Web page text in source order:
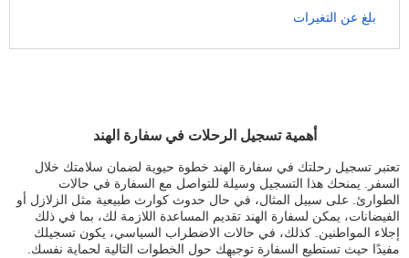
أهمية تسجيل الرحلات في سفارة الهند
تعتبر تسجيل رحلتك في سفارة الهند خطوة حيوية لضمان سلامتك خلال
السفر. يمنحك هذا التسجيل وسيلة للتواصل مع السفارة في حالات
الطوارئ. على سبيل المثال، في حال حدوث كوارث طبيعية مثل الزلازل أو
الفيضانات، يمكن لسفارة الهند تقديم المساعدة اللازمة لك، بما في ذلك
إجلاء المواطنين. كذلك، في حالات الاضطراب السياسي، يكون تسجيلك
مفيدًا حيث تستطيع السفارة توجيهك حول الخطوات التالية لحماية نفسك.
بلغ عن التغيرات